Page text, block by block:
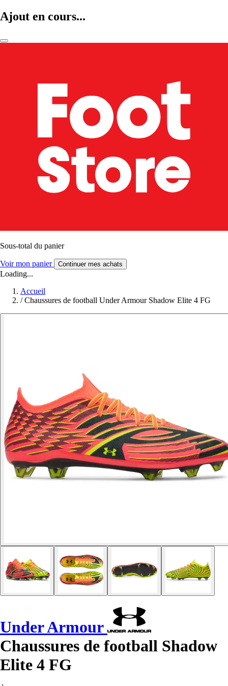
Ajout en cours...
Sous-total du panier
Voir mon panier Continuer mes achats
Loading...
Accueil
/ Chaussures de football Under Armour Shadow Elite 4 FG
Under Armour
Chaussures de football Shadow
Elite 4 FG